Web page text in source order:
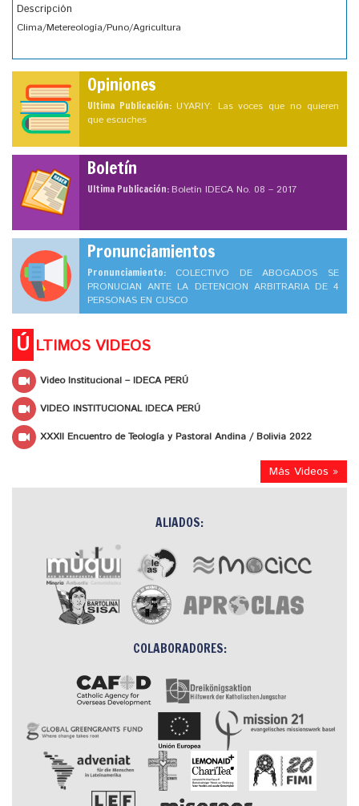
Descripción
Clima/Metereología/Puno/Agricultura
Opiniones
Ultima Publicación: UYARIY: Las voces que no quieren
que escuches
Boletín
Ultima Publicación:Boletín IDECA No. 08 – 2017
Pronunciamientos
Pronunciamiento: COLECTIVO DE ABOGADOS SE
PRONUCIAN ANTE LA DETENCION ARBITRARIA DE 4
PERSONAS EN CUSCO
Ú LTIMOS VIDEOS
Video Institucional – IDECA PERÚ
VIDEO INSTITUCIONAL IDECA PERÚ
XXXII Encuentro de Teología y Pastoral Andina / Bolivia 2022
Más Videos »
ALIADOS:
COLABORADORES: